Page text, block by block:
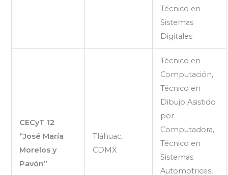
Técnico en
Sistemas
Digitales
CECyT 12
“José María
Morelos y
Pavón”
Tláhuac,
CDMX
Técnico en
Computación,
Técnico en
Dibujo Asistido
por
Computadora,
Técnico en
Sistemas
Automotrices,